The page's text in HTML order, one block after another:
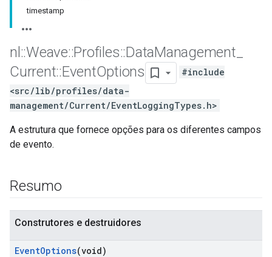
timestamp
nl ::Weave::Profiles::DataManagement
Current::EventOptions
#include
<src/lib/profiles/data-
management/Current/EventLoggingTypes.h>
A estrutura que fornece opções para os diferentes campos
de evento.
Resumo
Construtores e destruidores
EventOptions(void)